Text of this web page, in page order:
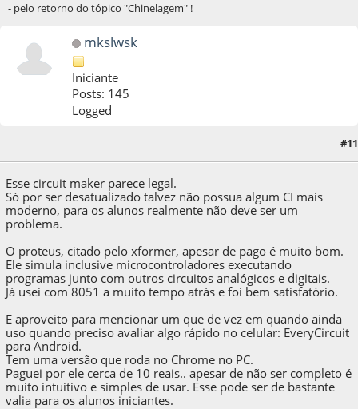
- pelo retorno do tópico "Chinelagem" !
mkslwsk
Iniciante
Posts: 145
Logged
#11
Esse circuit maker parece legal.
Só por ser desatualizado talvez não possua algum CI mais
moderno, para os alunos realmente não deve ser um
problema.
O proteus, citado pelo xformer, apesar de pago é muito bom.
Ele simula inclusive microcontroladores executando
programas junto com outros circuitos analógicos e digitais.
Já usei com 8051 a muito tempo atrás e foi bem satisfatório.
E aproveito para mencionar um que de vez em quando ainda
uso quando preciso avaliar algo rápido no celular: EveryCircuit
para Android.
Tem uma versão que roda no Chrome no PC.
Paguei por ele cerca de 10 reais.. apesar de não ser completo é
muito intuitivo e simples de usar. Esse pode ser de bastante
valia para os alunos iniciantes.